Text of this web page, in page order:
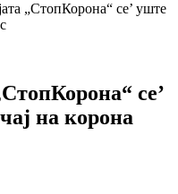
„СтопКорона“ се’ уште
се’
на корона